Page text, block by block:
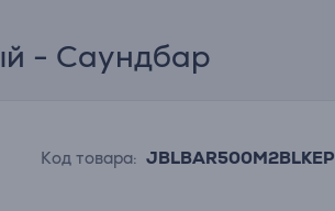
- Саундбар
Код товара: JBLBAR500M2BLKEP